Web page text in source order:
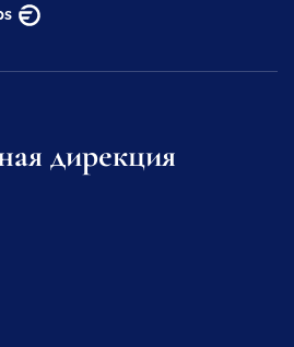
дирекция